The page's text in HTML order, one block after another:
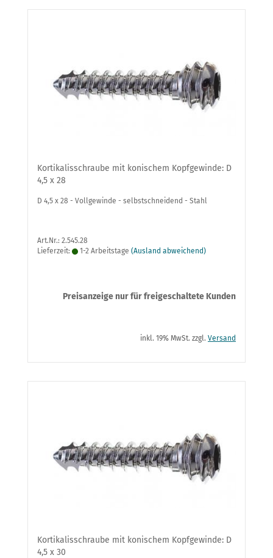
Kortikalisschraube mit konischem Kopfgewinde: D
4,5 x 28
D 4,5 x 28 - Vollgewinde - selbstschneidend - Stahl
Art.Nr.: 2.545.28
Lieferzeit:
1-2 Arbeitstage (Ausland abweichend)
Preisanzeige nur für freigeschaltete Kunden
inkl. 19% MwSt. zzgl. Versand
Kortikalisschraube mit konischem Kopfgewinde: D
4,5 x 30